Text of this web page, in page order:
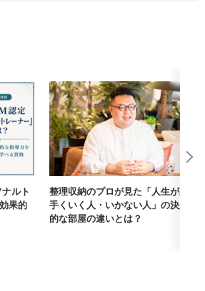
ルト
果的
整理収納のプロが見た「人生が上
手くいく人・いかない人」の決定
的な部屋の違いとは？